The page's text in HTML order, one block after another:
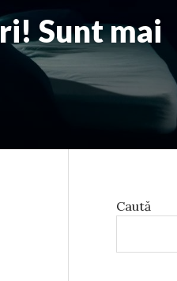
Sunt mai
Caută